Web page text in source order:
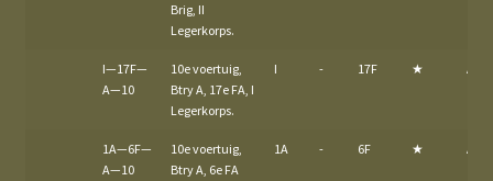
Brig, II
Legerkorps.
I—17F—
A—10
10e voertuig,
Btry A, 17e FA, I
Legerkorps.
I - 17F ★ A
1A—6F—
A—10
10e voertuig,
Btry A, 6e FA
1A - 6F ★ A